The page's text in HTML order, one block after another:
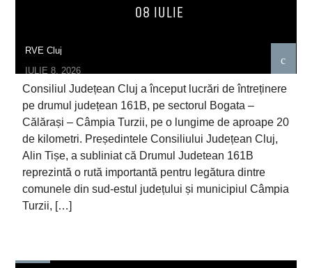
08 IULIE
RVE Cluj
IULIE 8, 2026
Consiliul Județean Cluj a început lucrări de întreținere
pe drumul județean 161B, pe sectorul Bogata –
Călărași – Câmpia Turzii, pe o lungime de aproape 20
de kilometri. Președintele Consiliului Județean Cluj,
Alin Tișe, a subliniat că Drumul Judetean 161B
reprezintă o rută importantă pentru legătura dintre
comunele din sud-estul județului și municipiul Câmpia
Turzii, […]